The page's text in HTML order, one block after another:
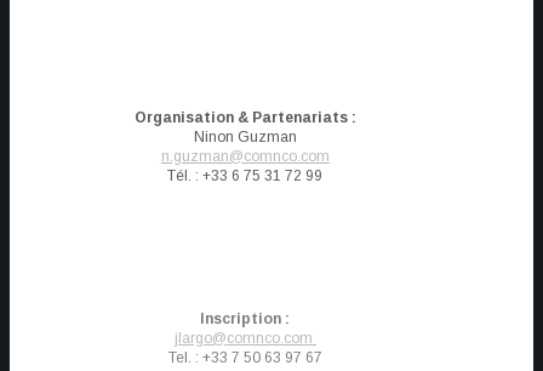
Organisation & Partenariats :
Ninon Guzman
n.guzman@comnco.com
Tél. : +33 6 75 31 72 99
Inscription :
jlargo@comnco.com
Tel. : +33 7 50 63 97 67